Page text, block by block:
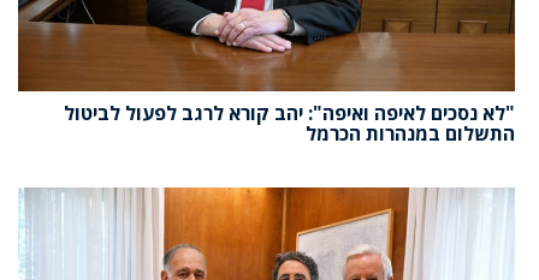
"לא נסכים לאיפה ואיפה": יהב קורא לרגב לפעול לביטול
התשלום במנהרות הכרמל